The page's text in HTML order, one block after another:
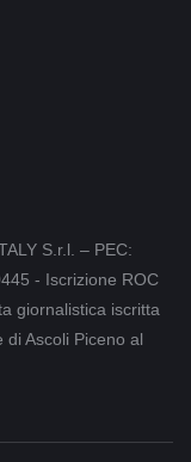
S.r.l. – PEC:
- Iscrizione ROC
giornalistica iscritta
Ascoli Piceno al